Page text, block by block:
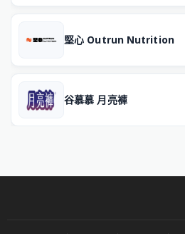
堅心 Outrun Nutrition
谷慕慕 月亮褲